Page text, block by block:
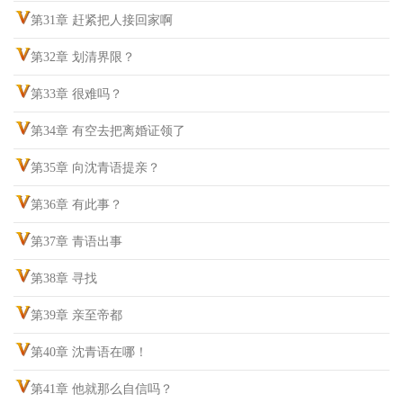
第31章 赶紧把人接回家啊
第32章 划清界限？
第33章 很难吗？
第34章 有空去把离婚证领了
第35章 向沈青语提亲？
第36章 有此事？
第37章 青语出事
第38章 寻找
第39章 亲至帝都
第40章 沈青语在哪！
第41章 他就那么自信吗？